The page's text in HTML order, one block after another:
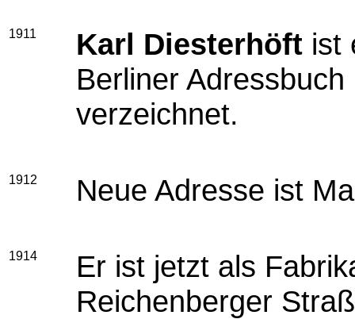
1911 Karl Diesterhöft ist
Berliner
verzeichnet.
1912 Neue Adresse ist
1914
Er ist jetzt als
Reichenberger